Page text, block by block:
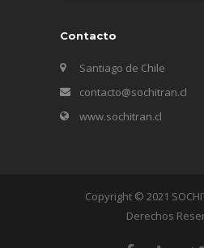
Contacto
Santiago de Chile
contacto@sochitran.cl
www.sochitran.cl
Copyright © 2021
Derechos